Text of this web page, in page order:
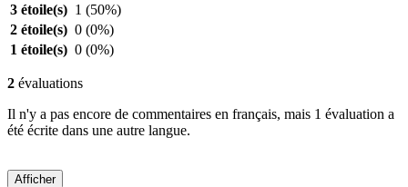
3 étoile(s) 1 (50%)
2 étoile(s) 0 (0%)
1 étoile(s) 0 (0%)
2 évaluations
Il n'y a pas encore de commentaires en français, mais 1 évaluation a
été écrite dans une autre langue.
Afficher